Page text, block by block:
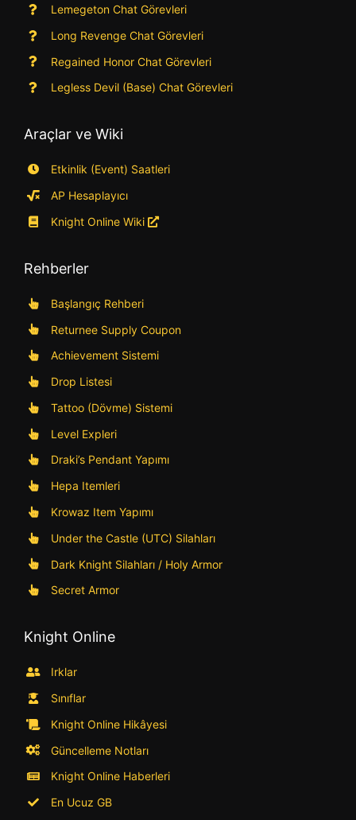
Lemegeton Chat Görevleri
Long Revenge Chat Görevleri
Regained Honor Chat Görevleri
Legless Devil (Base) Chat Görevleri
Araçlar ve Wiki
Etkinlik (Event) Saatleri
AP Hesaplayıcı
Knight Online Wiki
Rehberler
Başlangıç Rehberi
Returnee Supply Coupon
Achievement Sistemi
Drop Listesi
Tattoo (Dövme) Sistemi
Level Expleri
Draki’s Pendant Yapımı
Hepa Itemleri
Krowaz Item Yapımı
Under the Castle (UTC) Silahları
Dark Knight Silahları / Holy Armor
Secret Armor
Knight Online
Irklar
Sınıflar
Knight Online Hikâyesi
Güncelleme Notları
Knight Online Haberleri
En Ucuz GB